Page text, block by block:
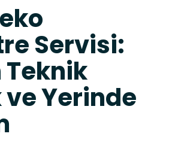
Servisi:
Teknik
ve Yerinde